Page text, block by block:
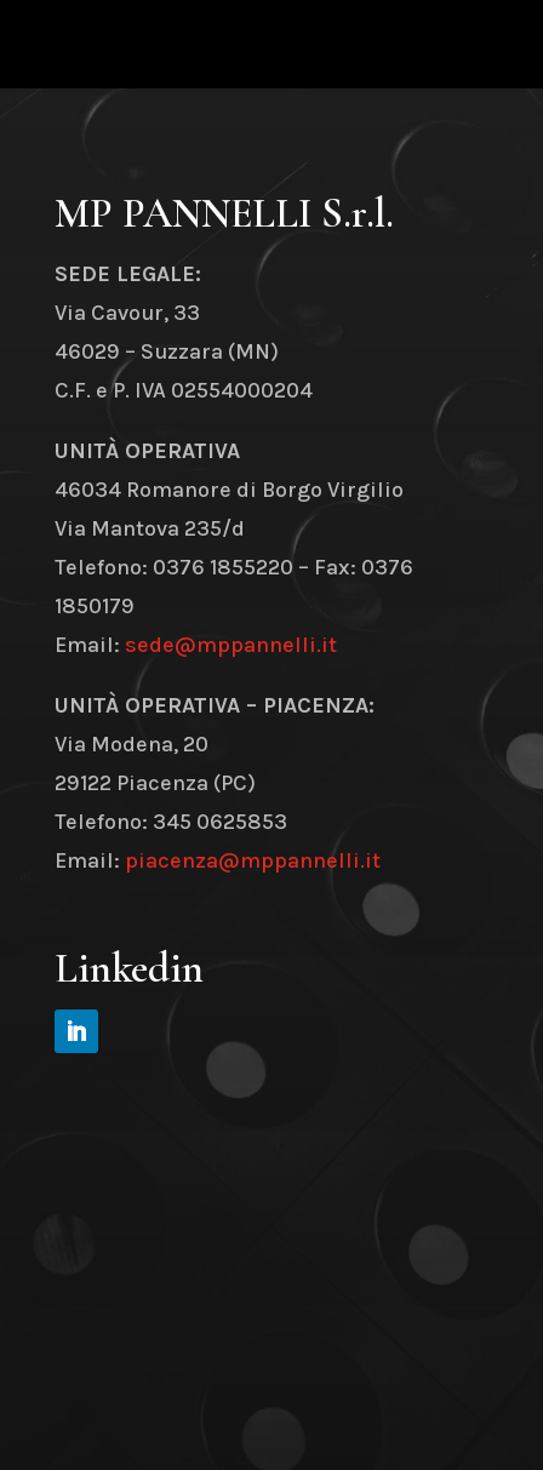
MP PANNELLI S.r.l.
SEDE LEGALE:
Via Cavour, 33
46029 – Suzzara (MN)
C.F. e P. IVA 02554000204
UNITÀ OPERATIVA
46034 Romanore di Borgo Virgilio
Via Mantova 235/d
Telefono: 0376 1855220 – Fax: 0376
1850179
Email: sede@mppannelli.it
UNITÀ OPERATIVA – PIACENZA:
Via Modena, 20
29122 Piacenza (PC)
Telefono: 345 0625853
Email: piacenza@mppannelli.it
Linkedin